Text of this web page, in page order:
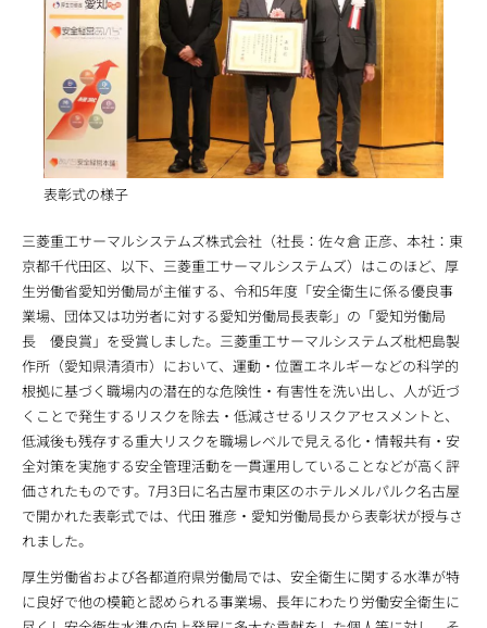
表彰式の様子
三菱重工サーマルシステムズ株式会社（社長：佐々倉 正彦、本社：東
京都千代田区、以下、三菱重工サーマルシステムズ）はこのほど、厚
生労働省愛知労働局が主催する、令和5年度「安全衛生に係る優良事
業場、団体又は功労者に対する愛知労働局長表彰」の「愛知労働局
長 優良賞」を受賞しました。三菱重工サーマルシステムズ枇杷島製
作所（愛知県清須市）において、運動・位置エネルギーなどの科学的
根拠に基づく職場内の潜在的な危険性・有害性を洗い出し、人が近づ
くことで発生するリスクを除去・低減させるリスクアセスメントと、
低減後も残存する重大リスクを職場レベルで見える化・情報共有・安
全対策を実施する安全管理活動を一貫運用していることなどが高く評
価されたものです。7月3日に名古屋市東区のホテルメルパルク名古屋
で開かれた表彰式では、代田 雅彦・愛知労働局長から表彰状が授与さ
れました。
厚生労働省および各都道府県労働局では、安全衛生に関する水準が特
に良好で他の模範と認められる事業場、長年にわたり労働安全衛生に